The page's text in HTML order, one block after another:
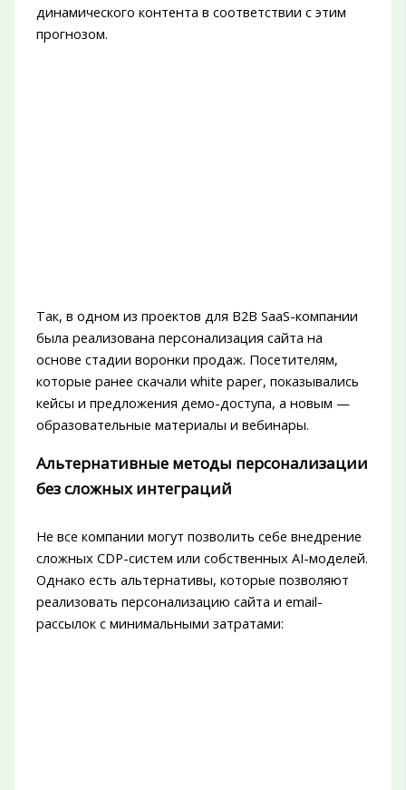
динамического контента в соответствии с этим
прогнозом.
Так, в одном из проектов для B2B SaaS-компании
была реализована персонализация сайта на
основе стадии воронки продаж. Посетителям,
которые ранее скачали white paper, показывались
кейсы и предложения демо-доступа, а новым —
образовательные материалы и вебинары.
Альтернативные методы персонализации
без сложных интеграций
Не все компании могут позволить себе внедрение
сложных CDP-систем или собственных AI-моделей.
Однако есть альтернативы, которые позволяют
реализовать персонализацию сайта и email-
рассылок с минимальными затратами: